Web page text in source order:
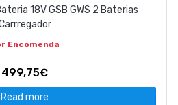
18V GSB GWS 2 Baterias
Encomenda
499,75€
Read more